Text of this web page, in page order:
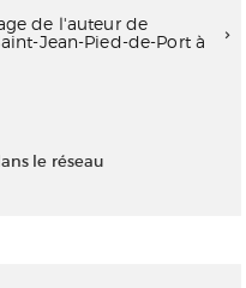
de l'auteur de
Jean-Pied-de-Port à
le réseau